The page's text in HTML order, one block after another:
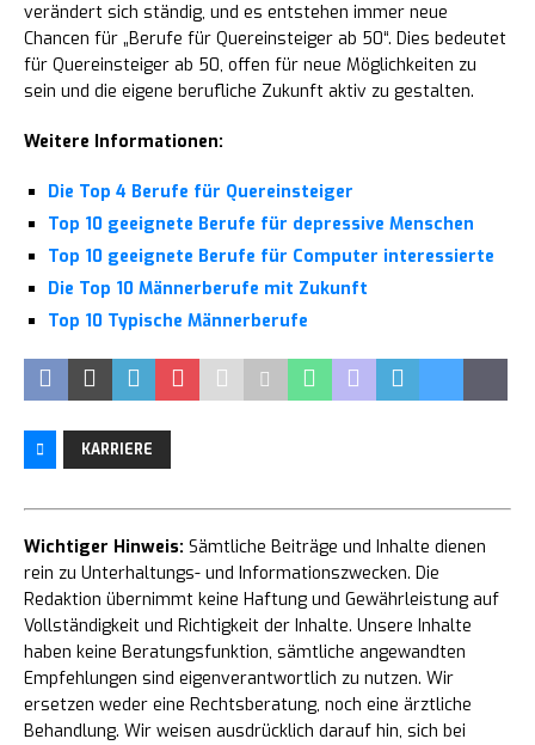
verändert sich ständig, und es entstehen immer neue
Chancen für „Berufe für Quereinsteiger ab 50“. Dies bedeutet
für Quereinsteiger ab 50, offen für neue Möglichkeiten zu
sein und die eigene berufliche Zukunft aktiv zu gestalten.
Weitere Informationen:
Die Top 4 Berufe für Quereinsteiger
Top 10 geeignete Berufe für depressive Menschen
Top 10 geeignete Berufe für Computer interessierte
Die Top 10 Männerberufe mit Zukunft
Top 10 Typische Männerberufe
KARRIERE
Wichtiger Hinweis: Sämtliche Beiträge und Inhalte dienen
rein zu Unterhaltungs- und Informationszwecken. Die
Redaktion übernimmt keine Haftung und Gewährleistung auf
Vollständigkeit und Richtigkeit der Inhalte. Unsere Inhalte
haben keine Beratungsfunktion, sämtliche angewandten
Empfehlungen sind eigenverantwortlich zu nutzen. Wir
ersetzen weder eine Rechtsberatung, noch eine ärztliche
Behandlung. Wir weisen ausdrücklich darauf hin, sich bei